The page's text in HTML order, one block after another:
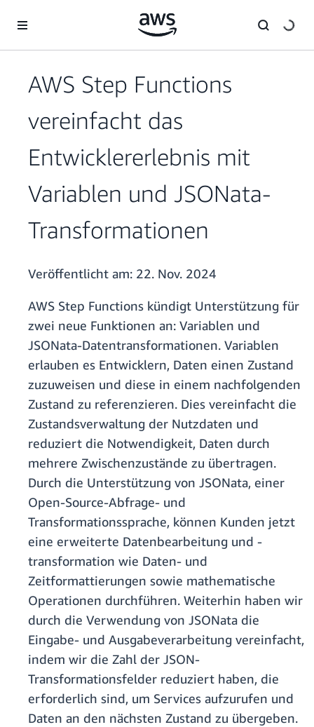
Überspringen zum Hauptinhalt
AWS Step Functions
vereinfacht das
Entwicklererlebnis mit
Variablen und JSONata-
Transformationen
Veröffentlicht am: 22. Nov. 2024
AWS Step Functions kündigt Unterstützung für
zwei neue Funktionen an: Variablen und
JSONata-Datentransformationen. Variablen
erlauben es Entwicklern, Daten einen Zustand
zuzuweisen und diese in einem nachfolgenden
Zustand zu referenzieren. Dies vereinfacht die
Zustandsverwaltung der Nutzdaten und
reduziert die Notwendigkeit, Daten durch
mehrere Zwischenzustände zu übertragen.
Durch die Unterstützung von JSONata, einer
Open-Source-Abfrage- und
Transformationssprache, können Kunden jetzt
eine erweiterte Datenbearbeitung und -
transformation wie Daten- und
Zeitformattierungen sowie mathematische
Operationen durchführen. Weiterhin haben wir
durch die Verwendung von JSONata die
Eingabe- und Ausgabeverarbeitung vereinfacht,
indem wir die Zahl der JSON-
Transformationsfelder reduziert haben, die
erforderlich sind, um Services aufzurufen und
Daten an den nächsten Zustand zu übergeben.